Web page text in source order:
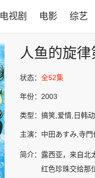
电视剧 电影 综艺
人鱼的旋律
状态： 全52集
年份： 2003
类型： 搞笑,爱情,日韩
主演： 中田あすみ,寺
简介： 露西亚，来自北
红色珍珠交给那